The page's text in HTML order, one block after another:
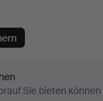
Sie bieten können